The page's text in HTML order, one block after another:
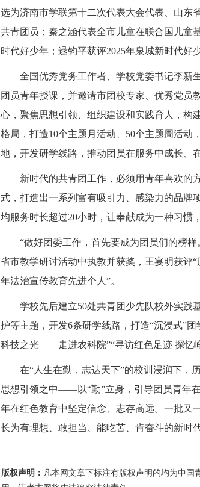
选为济南市学联第十二次代表大会代表、山东
共青团员；秦之涵代表全市儿童在联合国儿童
时代好少年；逯钧平获评2025年泉城新时代好少
全国优秀党务工作者、学校党委书记李新
团员青年授课，并邀请市团校专家、优秀党员
心，聚焦思想引领、组织建设和实践育人，构
格局，打造10个主题月活动、50个主题周活动
地，开发研学线路，推动团员在服务中成长、
新时代的共青团工作，必须用青年喜欢的
式，打造出一系列富有吸引力、感染力的品牌
均服务时长超过20小时，让奉献成为一种习惯
“做好团委工作，首先要成为团员们的榜
省市教学研讨活动中执教并获奖，王宴明获评
年法治宣传教育先进个人”。
学校先后建立50处共青团少先队校外实践
护等主题，开发6条研学线路，打造“沉浸式”
科技之光——走进农科院”“寻访红色足迹 探忆
在“人生在勤，志达天下”的校训浸润下，
思想引领之中——以“勤”立身，引导团员青年
年在红色教育中坚定信念、志存高远。一批又
长为有理想、敢担当、能吃苦、肯奋斗的新时
版权声明： 凡本网文章下标注有版权声明的均为中